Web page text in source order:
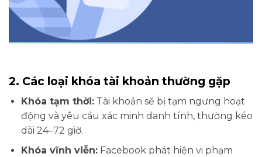
2. Các loại khóa tài khoản thường gặp
Khóa tạm thời:Tài khoản sẽ bị tạm ngưng hoạt
động và yêu cầu xác minh danh tính, thường kéo
dài 24–72 giờ.
Khóa vĩnh viễn:Facebook phát hiện vi phạm